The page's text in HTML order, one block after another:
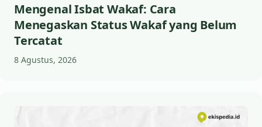
Mengenal Isbat Wakaf: Cara
Menegaskan Status Wakaf yang Belum
Tercatat
8 Agustus, 2026